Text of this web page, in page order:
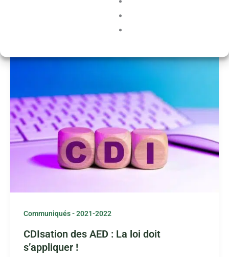
Communiqués - 2021-2022
CDIsation des AED : La loi doit
s’appliquer !